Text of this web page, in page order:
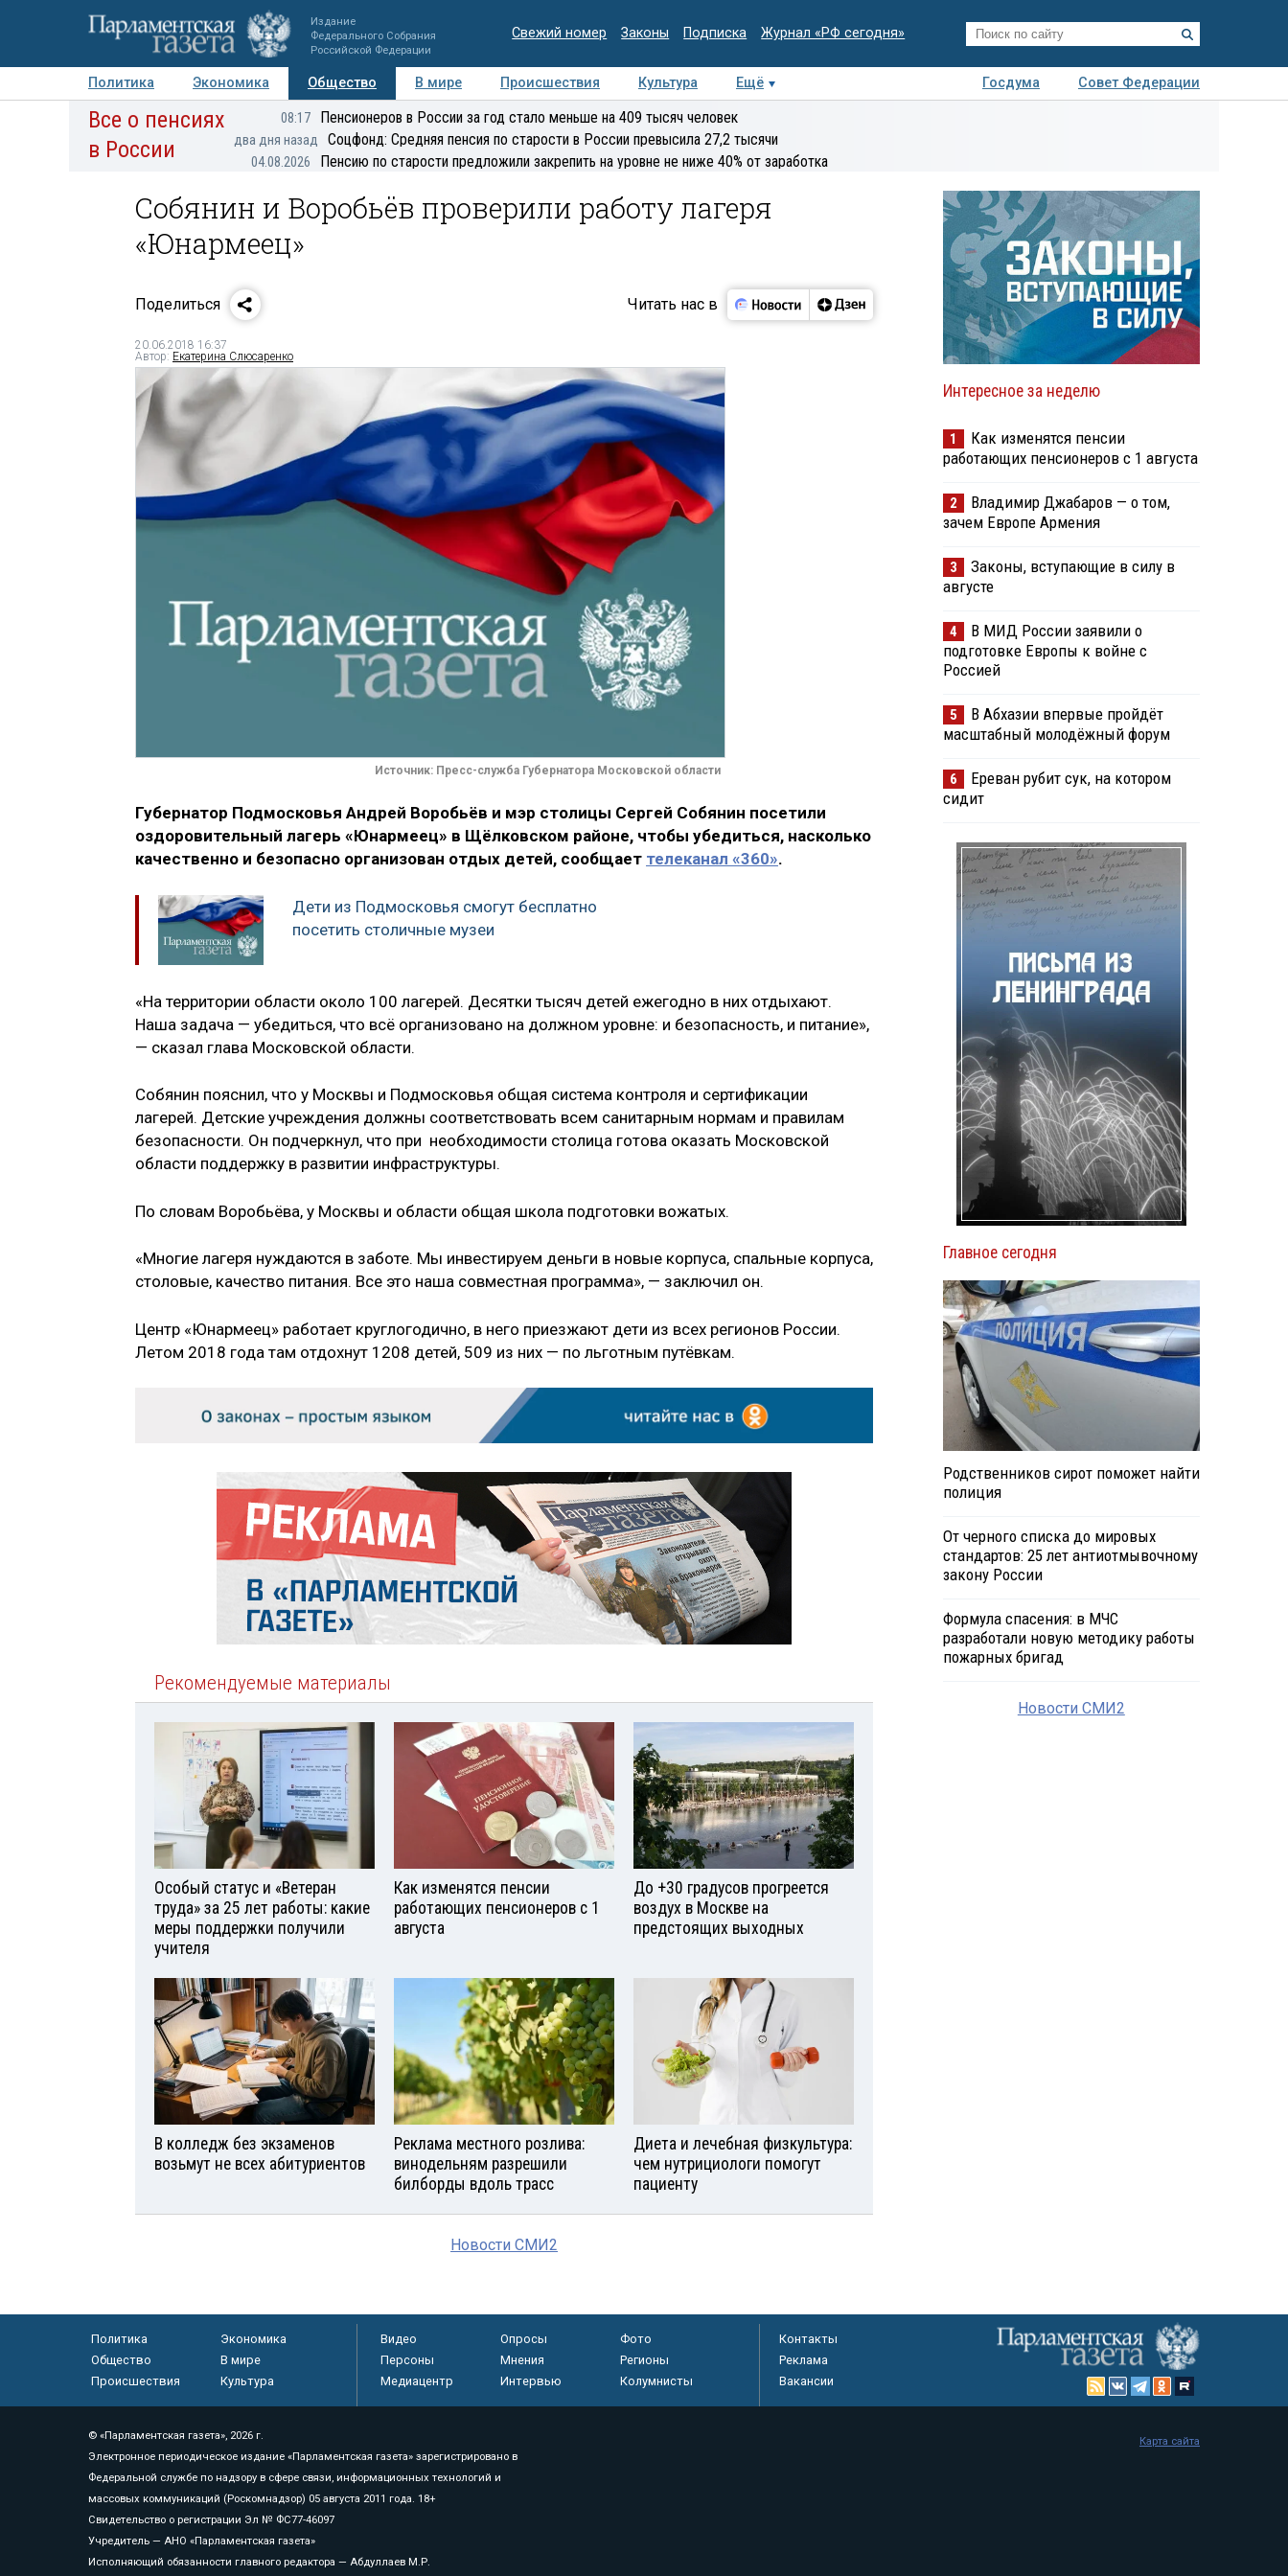
Издание
Федерального Собрания
Российской Федерации
Свежий номер Законы Подписка Журнал «РФ сегодня»
Политика Экономика Общество В мире Происшествия Культура Ещё Госдума
Совет Федерации
Авторы Персоны Мнения Регионы Медиацентр Интервью Колумнисты
Все о пенсиях
в России
08:17 Пенсионеров в России за год стало меньше на 409 тысяч человек
два дня назад Соцфонд: Средняя пенсия по старости в России превысила 27,2 тысячи
04.08.2026 Пенсию по старости предложили закрепить на уровне не ниже 40% от заработка
Собянин и Воробьёв проверили работу лагеря
«Юнармеец»
Поделиться Читать нас в
20.06.2018 16:37
Автор: Екатерина Слюсаренко
Источник: Пресс-служба Губернатора Московской области
Губернатор Подмосковья Андрей Воробьёв и мэр столицы Сергей Собянин посетили
оздоровительный лагерь «Юнармеец» в Щёлковском районе, чтобы убедиться, насколько
качественно и безопасно организован отдых детей, сообщает телеканал «360».
Дети из Подмосковья смогут бесплатно
посетить столичные музеи
«На территории области около 100 лагерей. Десятки тысяч детей ежегодно в них отдыхают.
Наша задача — убедиться, что всё организовано на должном уровне: и безопасность, и питание»,
— сказал глава Московской области.
Собянин пояснил, что у Москвы и Подмосковья общая система контроля и сертификации
лагерей. Детские учреждения должны соответствовать всем санитарным нормам и правилам
безопасности. Он подчеркнул, что при необходимости столица готова оказать Московской
области поддержку в развитии инфраструктуры.
По словам Воробьёва, у Москвы и области общая школа подготовки вожатых.
«Многие лагеря нуждаются в заботе. Мы инвестируем деньги в новые корпуса, спальные корпуса,
столовые, качество питания. Все это наша совместная программа», — заключил он.
Центр «Юнармеец» работает круглогодично, в него приезжают дети из всех регионов России.
Летом 2018 года там отдохнут 1208 детей, 509 из них — по льготным путёвкам.
Рекомендуемые материалы
Особый статус и «Ветеран
труда» за 25 лет работы: какие
меры поддержки получили
учителя
Как изменятся пенсии
работающих пенсионеров с 1
августа
До +30 градусов прогреется
воздух в Москве на
предстоящих выходных
В колледж без экзаменов
возьмут не всех абитуриентов
Реклама местного розлива:
винодельням разрешили
билборды вдоль трасс
Диета и лечебная физкультура:
чем нутрициологи помогут
пациенту
Новости СМИ2
Интересное за неделю
1
Как изменятся пенсии
работающих пенсионеров с 1 августа
2
Владимир Джабаров — о том,
зачем Европе Армения
3
Законы, вступающие в силу в
августе
4
В МИД России заявили о
подготовке Европы к войне с
Россией
5
В Абхазии впервые пройдёт
масштабный молодёжный форум
6
Ереван рубит сук, на котором
сидит
Главное сегодня
Родственников сирот поможет найти
полиция
От черного списка до мировых
стандартов: 25 лет антиотмывочному
закону России
Формула спасения: в МЧС
разработали новую методику работы
пожарных бригад
Новости СМИ2
Политика
Экономика
Общество
В мире
Происшествия
Культура
Видео Опросы
Фото
Персоны
Мнения
Регионы
Медиацентр
Интервью Колумнисты
Контакты
Реклама
Вакансии
© «Парламентская газета», 2026 г.
Электронное периодическое издание «Парламентская газета» зарегистрировано в
Федеральной службе по надзору в сфере связи, информационных технологий и
массовых коммуникаций (Роскомнадзор) 05 августа 2011 года. 18+
Свидетельство о регистрации Эл № ФС77-46097
Учредитель — АНО «Парламентская газета»
Исполняющий обязанности главного редактора — Абдуллаев М.Р.
Карта сайта